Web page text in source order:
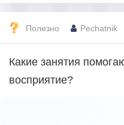
Полезно Pechatnik
Какие занятия
восприятие?